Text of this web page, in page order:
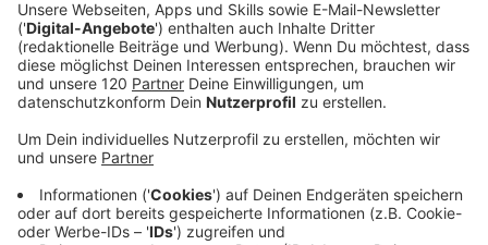
Gute Arbeit, die niemand kennt, gewinnt keinen
Markt.
haben kein Qualitätsproblem. Sie sind besser als ihr
Alle zwei Wochen schreibe ich einen Gedanken
darüber, wie sich das ändern lässt. Ein Thema, kein